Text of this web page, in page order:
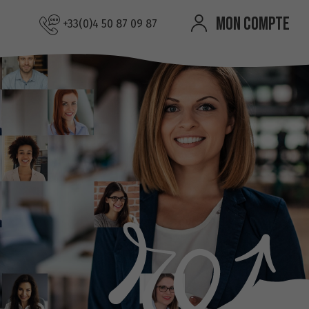
+33(0)4 50 87 09 87 MON COMPTE